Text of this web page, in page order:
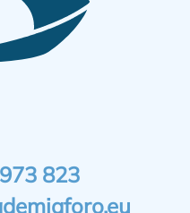
823